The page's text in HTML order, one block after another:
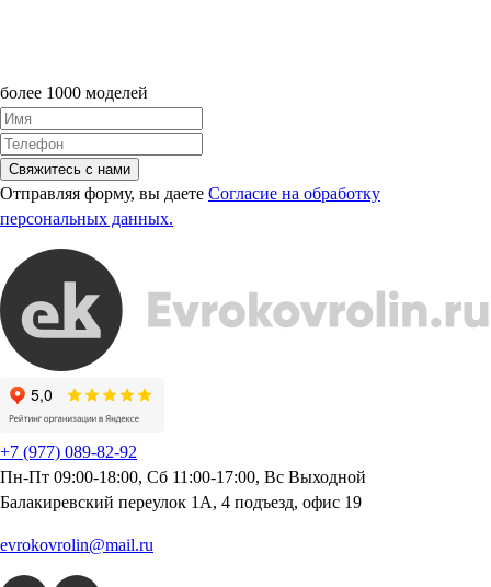
более 1000 моделей
Свяжитесь с нами
Отправляя форму, вы даете Согласие на обработку
персональных данных.
+7 (977) 089-82-92
Пн-Пт 09:00-18:00, Сб 11:00-17:00, Вс Выходной
Балакиревский переулок 1А, 4 подъезд, офис 19
evrokovrolin@mail.ru